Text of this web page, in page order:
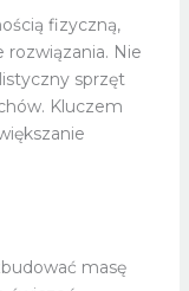
fizyczną,
Nie
sprzęt
Kluczem
masę